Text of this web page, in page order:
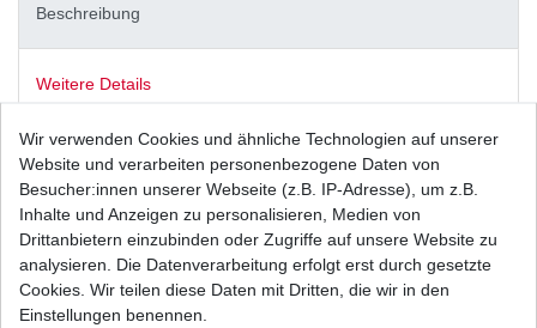
Beschreibung
Weitere Details
NeuerÖlfilter
aus dem Zubehör in
Erstausrüsterqualität
Wir verwenden Cookies und ähnliche Technologien auf unserer
Website und verarbeiten personenbezogene Daten von
Besucher:innen unserer Webseite (z.B. IP-Adresse), um z.B.
Inhalte und Anzeigen zu personalisieren, Medien von
Drittanbietern einzubinden oder Zugriffe auf unsere Website zu
analysieren. Die Datenverarbeitung erfolgt erst durch gesetzte
Cookies. Wir teilen diese Daten mit Dritten, die wir in den
Einstellungen benennen.